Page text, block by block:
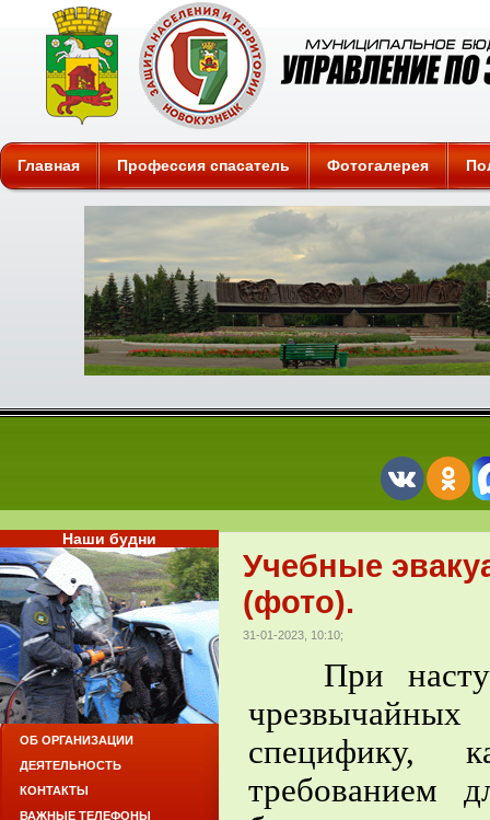
Защита
Главная Профессия спасатель Фотогалерея
Учебные
(фото).
31-01-2023, 10:10;
При
специфику,
требованием
Наши будни
ОБ ОРГАНИЗАЦИИ
ДЕЯТЕЛЬНОСТЬ
КОНТАКТЫ
ВАЖНЫЕ ТЕЛЕФОНЫ